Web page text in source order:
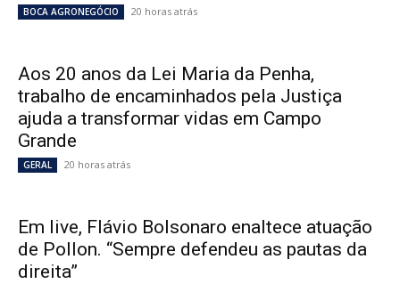
BOCA AGRONEGÓCIO 20 horas atrás
Aos 20 anos da Lei Maria da Penha,
trabalho de encaminhados pela Justiça
ajuda a transformar vidas em Campo
Grande
GERAL 20 horas atrás
Em live, Flávio Bolsonaro enaltece atuação
de Pollon. “Sempre defendeu as pautas da
direita”